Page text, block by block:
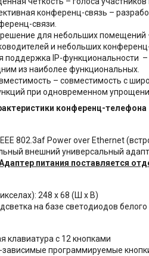
конференц-связь –
связи.
для небольших помещений
и небольших
поддержка IP-функциональности
из наиболее функциональных.
– совместимость с
при одновременном
конференц-
802.3af Power over Ethernet
внешний универсальный
питания поставляется
248 x 68 (Ш x В)
на базе светодиодов
клавиатура с 12 кнопками
зависимые программируемые